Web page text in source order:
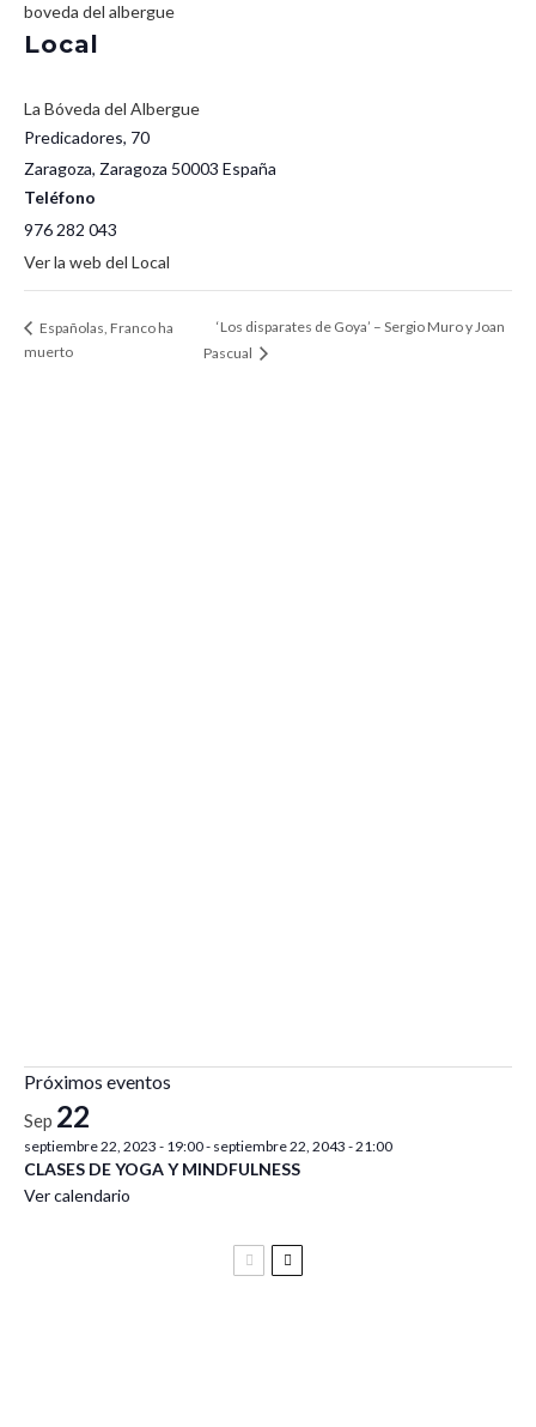
boveda del albergue
Local
La Bóveda del Albergue
Predicadores, 70
Zaragoza, Zaragoza 50003 España
Teléfono
976 282 043
Ver la web del Local
Españolas, Franco ha
muerto
‘Los disparates de Goya’ – Sergio Muro y Joan
Pascual
Próximos eventos
Sep 22
septiembre 22, 2023 - 19:00- septiembre 22, 2043 - 21:00
CLASES DE YOGA Y MINDFULNESS
Ver calendario